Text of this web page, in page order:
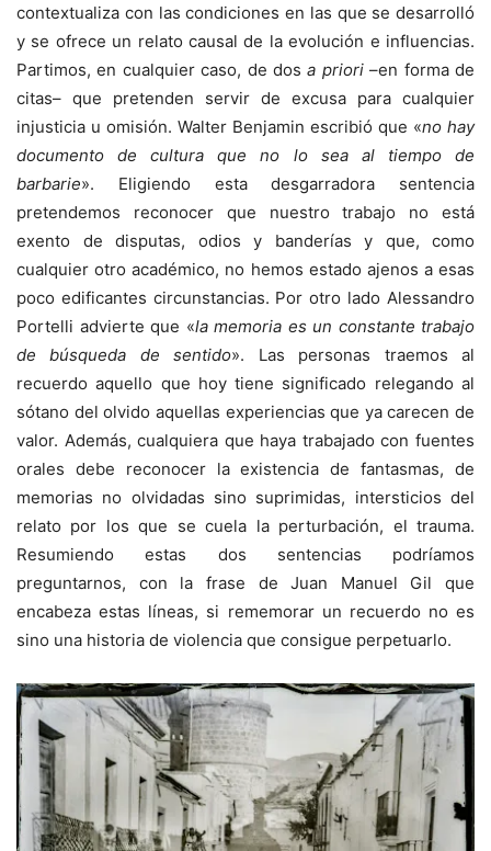
contextualiza con las condiciones en las que se desarrolló
y se ofrece un relato causal de la evolución e influencias.
Partimos, en cualquier caso, de dosa priori–en forma de
citas– que pretenden servir de excusa para cualquier
injusticia u omisión. Walter Benjamin escribió que «no hay
documento de cultura que no lo sea al tiempo de
barbarie». Eligiendo esta desgarradora sentencia
pretendemos reconocer que nuestro trabajo no está
exento de disputas, odios y banderías y que, como
cualquier otro académico, no hemos estado ajenos a esas
poco edificantes circunstancias. Por otro lado Alessandro
Portelli advierte que «la memoria es un constante trabajo
de búsqueda de sentido». Las personas traemos al
recuerdo aquello que hoy tiene significado relegando al
sótano del olvido aquellas experiencias que ya carecen de
valor. Además, cualquiera que haya trabajado con fuentes
orales debe reconocer la existencia de fantasmas, de
memorias no olvidadas sino suprimidas, intersticios del
relato por los que se cuela la perturbación, el trauma.
Resumiendo estas dos sentencias podríamos
preguntarnos, con la frase de Juan Manuel Gil que
encabeza estas líneas, si rememorar un recuerdo no es
sino una historia de violencia que consigue perpetuarlo.